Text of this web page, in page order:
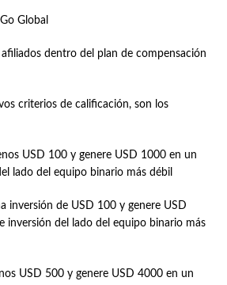
Global
dentro del plan de compensación
criterios de calificación, son los
USD 100 y genere USD 1000 en un
lado del equipo binario más débil
inversión de USD 100 y genere USD
inversión del lado del equipo binario más
USD 500 y genere USD 4000 en un